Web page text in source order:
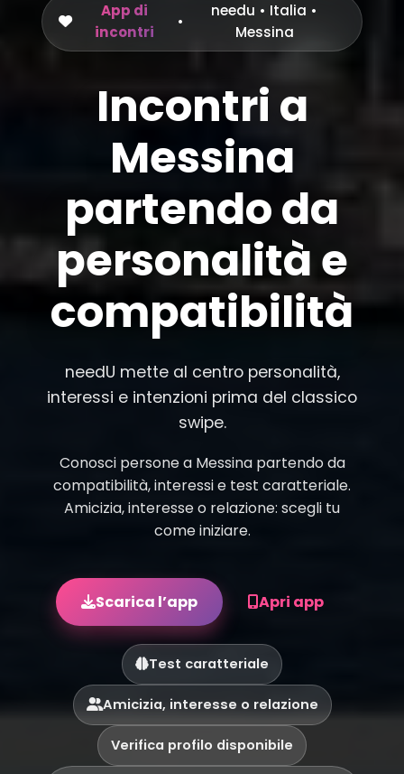
App di
incontri
•
needu • Italia •
Messina
Incontri a
Messina
partendo da
personalità e
compatibilità
needU mette al centro personalità,
interessi e intenzioni prima del classico
swipe.
Conosci persone a Messina partendo da
compatibilità, interessi e test caratteriale.
Amicizia, interesse o relazione: scegli tu
come iniziare.
Scarica l’app Apri app
Test caratteriale
Amicizia, interesse o relazione
Verifica profilo disponibile